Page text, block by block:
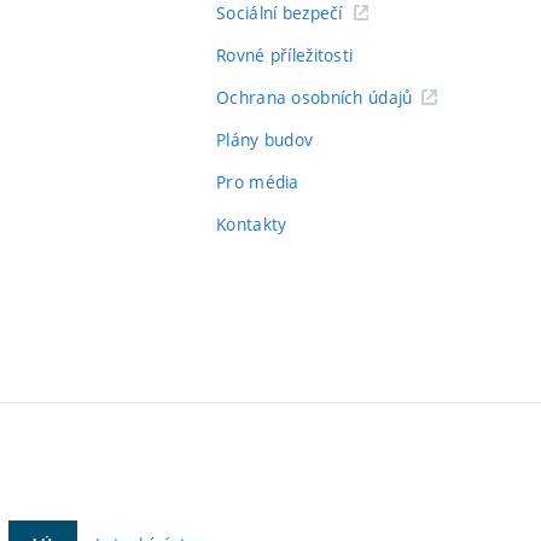
Sociální bezpečí
Rovné příležitosti
Ochrana osobních údajů
Plány budov
Pro média
Kontakty